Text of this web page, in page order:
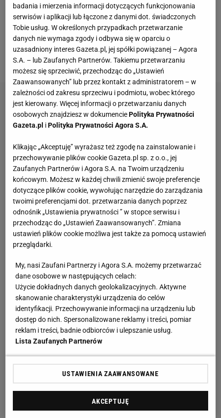
pierwsze jednak, pojedynki biało-czerwonych z
Serbami zawsze przyciągają (na ten dzień jedynie
wyprzedano komplet biletów w Krakowie), a po
drugie, tym razem - z uwagi na Nikolę Grbicia - ten
sobotni miał dodatkowy smaczek.
badania i mierzenia informacji dotyczących funkcjonowania
serwisów i aplikacji lub łączone z danymi dot. świadczonych
Tobie usług. W określonych przypadkach przetwarzanie
danych nie wymaga zgody i odbywa się w oparciu o
uzasadniony interes Gazeta.pl, jej spółki powiązanej – Agora
S.A. – lub Zaufanych Partnerów. Takiemu przetwarzaniu
możesz się sprzeciwić, przechodząc do „Ustawień
Zaawansowanych” lub przez kontakt z administratorem – w
zależności od zakresu sprzeciwu i podmiotu, wobec którego
jest kierowany. Więcej informacji o przetwarzaniu danych
osobowych znajdziesz w dokumenciePolityka Prywatności
Gazeta.pl iPolityka Prywatności Agora S.A.
Klikając „Akceptuję” wyrażasz też zgodę na zainstalowanie i
przechowywanie plików cookie Gazeta.pl sp. z o.o., jej
Zaufanych Partnerów i Agora S.A. na Twoim urządzeniu
końcowym. Możesz w każdej chwili zmienić swoje preferencje
dotyczące plików cookie, wywołując narzędzie do zarządzania
twoimi preferencjami dot. przetwarzania danych poprzez
odnośnik „Ustawienia prywatności ” w stopce serwisu i
przechodząc do „Ustawień Zaawansowanych”. Zmiana
ustawień plików cookie możliwa jest także za pomocą ustawień
przeglądarki.
My, nasi Zaufani Partnerzy i Agora S.A. możemy przetwarzać
dane osobowe w następujących celach:
Użycie dokładnych danych geolokalizacyjnych. Aktywne
skanowanie charakterystyki urządzenia do celów
identyfikacji. Przechowywanie informacji na urządzeniu lub
dostęp do nich. Spersonalizowane reklamy i treści, pomiar
reklam i treści, badnie odbiorców i ulepszanie usług.
Lista Zaufanych Partnerów
USTAWIENIA ZAAWANSOWANE
AKCEPTUJĘ